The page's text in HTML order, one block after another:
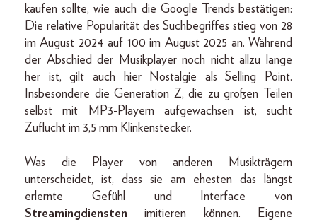
kaufen sollte, wie auch die Google Trends bestätigen:
Die relative Popularität des Suchbegriffes stieg von 28
im August 2024 auf 100 im August 2025 an. Während
der Abschied der Musikplayer noch nicht allzu lange
her ist, gilt auch hier Nostalgie als Selling Point.
Insbesondere die Generation Z, die zu großen Teilen
selbst mit MP3-Playern aufgewachsen ist, sucht
Zuflucht im 3,5 mm Klinkenstecker.
Was die Player von anderen Musikträgern
unterscheidet, ist, dass sie am ehesten das längst
erlernte Gefühl und Interface von
Streamingdiensten imitieren können. Eigene